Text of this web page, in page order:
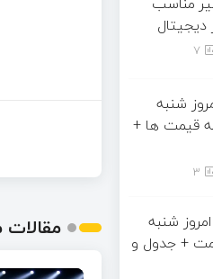
مقالات
دیجیتال
7
شنبه
قیمت ها +
3
18عیار امروز شنبه
+ جدول و